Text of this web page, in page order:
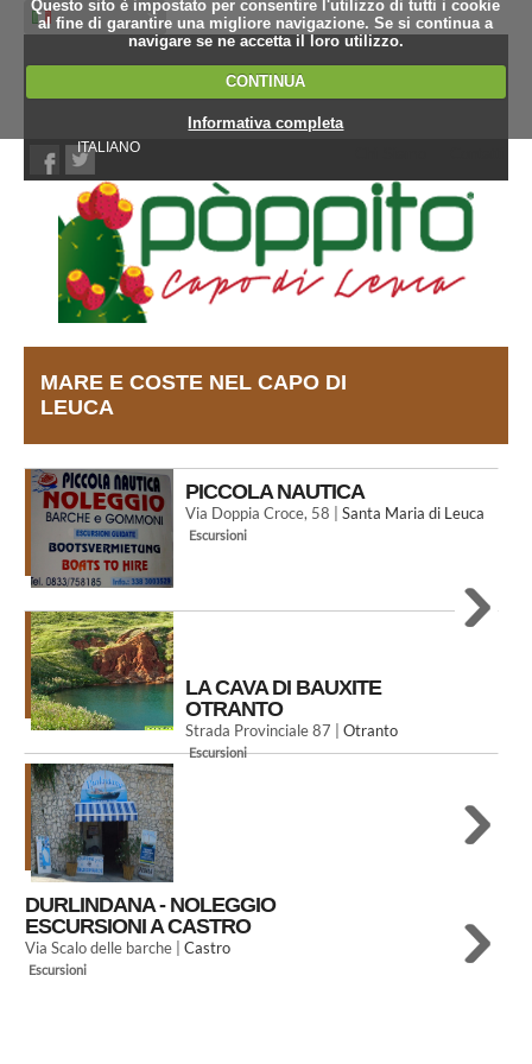
Questo sito è impostato per consentire l'utilizzo di tutti i cookie
al fine di garantire una migliore navigazione. Se si continua a
navigare se ne accetta il loro utilizzo.
CONTINUA
Informativa completa
ITALIANO
MARE E COSTE NEL CAPO DI
LEUCA
PICCOLA NAUTICA
Via Doppia Croce, 58 | Santa Maria di Leuca
Escursioni
LA CAVA DI BAUXITE
OTRANTO
Strada Provinciale 87 | Otranto
Escursioni
DURLINDANA - NOLEGGIO
ESCURSIONI A CASTRO
Via Scalo delle barche | Castro
Escursioni